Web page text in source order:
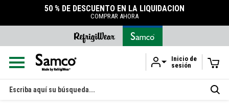
Ir al contenido principal
50 % DE DESCUENTO EN LA LIQUIDACIÓN
COMPRAR AHORA
Inicio de
sesión
Buscar
en